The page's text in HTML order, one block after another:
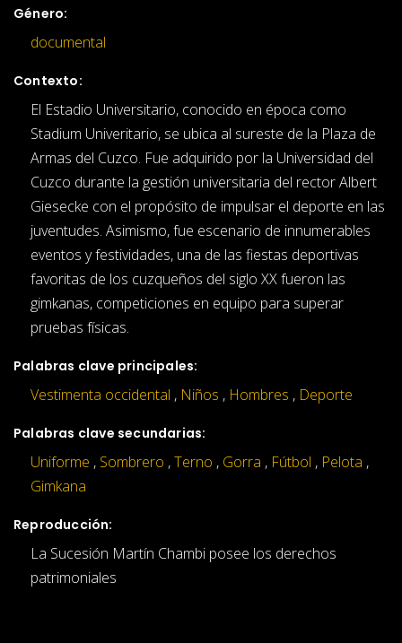
Género:
documental
Contexto:
El Estadio Universitario, conocido en época como
Stadium Univeritario, se ubica al sureste de la Plaza de
Armas del Cuzco. Fue adquirido por la Universidad del
Cuzco durante la gestión universitaria del rector Albert
Giesecke con el propósito de impulsar el deporte en las
juventudes. Asimismo, fue escenario de innumerables
eventos y festividades, una de las fiestas deportivas
favoritas de los cuzqueños del siglo XX fueron las
gimkanas, competiciones en equipo para superar
pruebas físicas.
Palabras clave principales:
Vestimenta occidental , Niños , Hombres , Deporte
Palabras clave secundarias:
Uniforme , Sombrero ,Terno , Gorra , Fútbol , Pelota ,
Gimkana
Reproducción:
La Sucesión Martín Chambi posee los derechos
patrimoniales